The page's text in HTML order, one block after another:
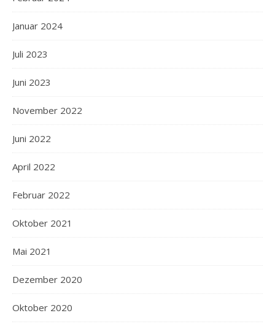
Januar 2024
Juli 2023
Juni 2023
November 2022
Juni 2022
April 2022
Februar 2022
Oktober 2021
Mai 2021
Dezember 2020
Oktober 2020